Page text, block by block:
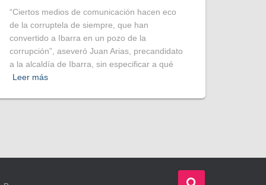
“Ciertos medios de comunicación hacen eco
de la corruptela de siempre, que han
convertido a Ibarra en un pozo de la
corrupción”, aseveró Juan Arias, precandidato
a la alcaldía de Ibarra, sin especificar a qué
Leer más
B